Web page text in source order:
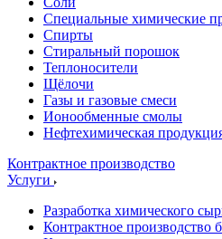
Специальные химические
Спирты
Стиральный порошок
Теплоносители
Щёлочи
Газы и газовые смеси
Ионообменные смолы
Нефтехимическая
Контрактное производство
Услуги
Разработка химического
Контрактное производство